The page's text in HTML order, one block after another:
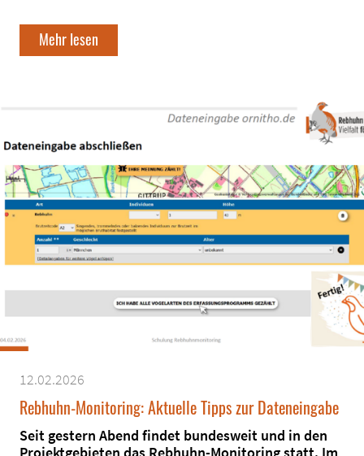
Mehr lesen
12.02.2026
Rebhuhn-Monitoring: Aktuelle Tipps zur Dateneingabe
Seit gestern Abend findet bundesweit und in den